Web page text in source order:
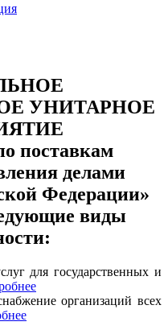
УНИТАРНОЕ
поставкам
делами
Федерации»
виды
для государственных и
организаций всех